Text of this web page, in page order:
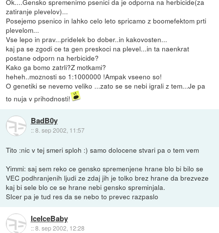
Ok....Gensko spremenimo psenici da je odporna na herbicide(za
zatiranje plevelov)...
Posejemo psenico in lahko celo leto spricamo z boomefektom prti
plevelom...
Vse lepo in prav...pridelek bo dober..in kakovosten...
kaj pa se zgodi ce ta gen preskoci na plevel...in ta naenkrat
postane odporn na herbicide?
Kako ga bomo zatrli?Z motkami?
heheh..moznosti so 1:1000000 !Ampak vseeno so!
O genetiki se nevemo veliko ...zato se se nebi igrali z tem...Je pa
to nuja v prihodnosti!
BadB0y
::8. sep 2002, 11:57
Tito :nic v tej smeri sploh :) samo dolocene stvari pa o tem vem
Yimmi: saj sem reko ce gensko spremenjene hrane blo bi bilo se
VEC podhranjenih ljudi ze zdaj jih je tolko brez hrane da brezveze
kaj bi sele blo ce se hrane nebi gensko spreminjala.
SIcer pa je tud res da se nebo to prevec razpaslo
IceIceBaby
::8. sep 2002, 12:28